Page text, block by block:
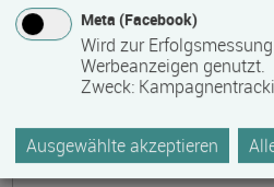
Keramik, Yoga und Mee(h)r
Termin
17.08.2026 - 21.08.2026
Ort
17509 Lubmin
Zeitmuster
Vollzeit
Lehr- und Lernform
Präsenzveranstaltung
Meta (Facebook)
Wird zur
Werbeanzeigen genutzt.
Zweck:
Ausgewählte akzeptieren